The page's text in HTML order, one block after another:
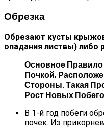
Обрезка
Обрезают кусты
опадания листвы) либо
Основное
Почкой,
Стороны. Такая
Рост Новых
В 1-й год побеги
почек. Из